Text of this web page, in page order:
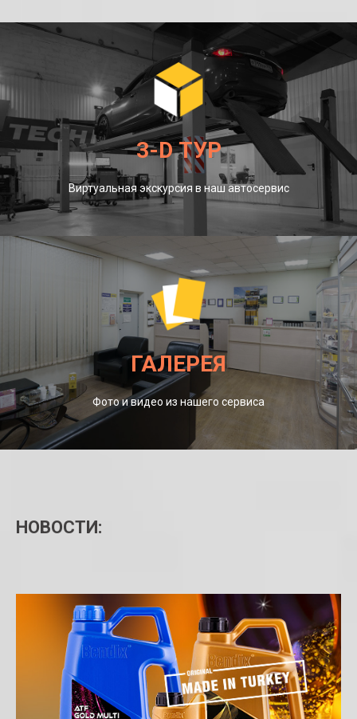
3-D ТУР
Виртуальная экскурсия в наш автосервис
ГАЛЕРЕЯ
Фото и видео из нашего сервиса
НОВОСТИ: